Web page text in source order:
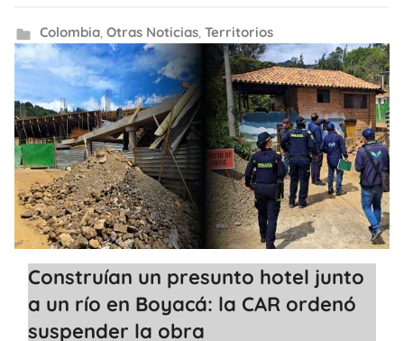
Colombia, Otras Noticias, Territorios
Construían un presunto hotel junto
a un río en Boyacá: la CAR ordenó
suspender la obra